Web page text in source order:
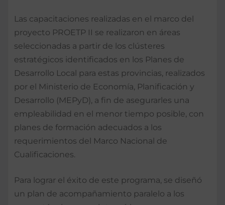
Las capacitaciones realizadas en el marco del
proyecto PROETP II se realizaron en áreas
seleccionadas a partir de los clústeres
estratégicos identificados en los Planes de
Desarrollo Local para estas provincias, realizados
por el Ministerio de Economía, Planificación y
Desarrollo (MEPyD), a fin de asegurarles una
empleabilidad en el menor tiempo posible, con
planes de formación adecuados a los
requerimientos del Marco Nacional de
Cualificaciones.
Para lograr el éxito de este programa, se diseñó
un plan de acompañamiento paralelo a los